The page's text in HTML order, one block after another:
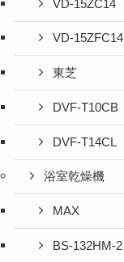
VD-15ZC14
VD-15ZFC14
東芝
DVF-T10CB
DVF-T14CL
浴室乾燥機
MAX
BS-132HM-2